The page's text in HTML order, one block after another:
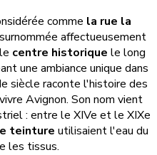
comme la rue la
affectueusement
centre historique le long
une ambiance unique dans
siècle raconte l'histoire des
Avignon. Son nom vient
: entre le XIVe et le XIXe
teinture utilisaient l'eau du
les tissus.